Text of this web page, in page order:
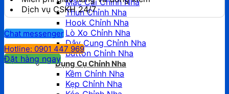
Mắc Cài Chỉnh Nha
Thun Chỉnh Nha
Hook Chỉnh Nha
Lò Xo Chỉnh Nha
Dây Cung Chỉnh Nha
Button Chỉnh Nha
Dụng Cụ Chỉnh Nha
Kềm Chỉnh Nha
Kẹp Chỉnh Nha
Dịch vụ CSKH 24/7
Chat messenger
Hotline: 0901 447 969
Đặt hàng ngay